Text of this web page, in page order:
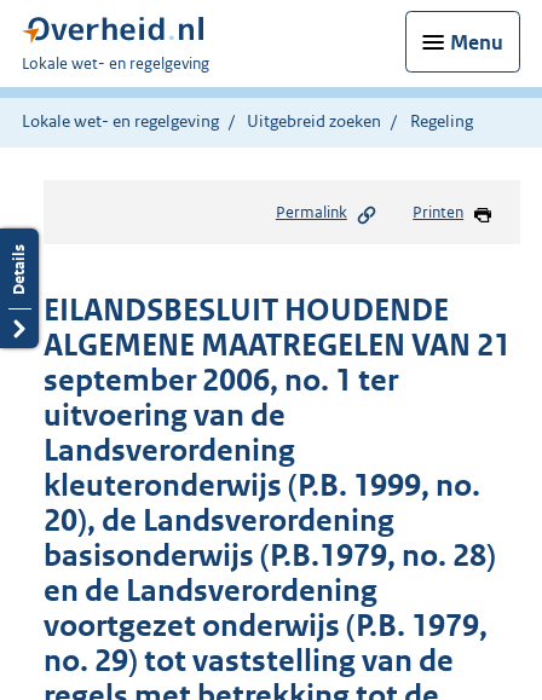
Menu
U
bent
hier:
Lokale wet- en regelgeving
Lokale wet- en regelgeving Uitgebreid zoeken Regeling
Permalink Printen
EILANDSBESLUIT HOUDENDE
ALGEMENE MAATREGELEN VAN 21
september 2006, no. 1 ter
uitvoering van de
Landsverordening
kleuteronderwijs (P.B. 1999, no.
20), de Landsverordening
basisonderwijs (P.B.1979, no. 28)
en de Landsverordening
voortgezet onderwijs (P.B. 1979,
no. 29) tot vaststelling van de